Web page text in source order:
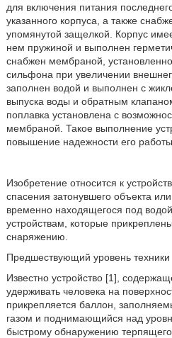
для включения питания
указанного корпуса, а также
упомянутой защелкой. Корпус
нем пружиной и выполнен
снабжен мембраной,
сильфона при увеличении
заполнен водой и выполнен с
выпуска воды и обратным
поплавка установлена с
мембраной. Такое выполнение
повышение надежности его
Изобретение относится к
спасения затонувшего объекта
временно находящегося под
устройствам, которые
снаряжению.
Предшествующий уровень техники
Известно устройство [1],
удерживать человека на
прикрепляется баллон,
газом и поднимающийся над
быстрому обнаружению терпящего